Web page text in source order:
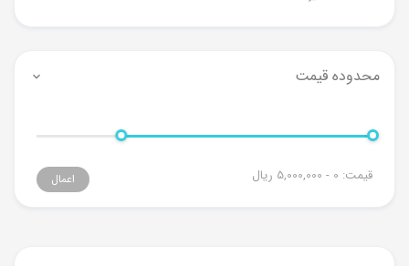
محدوده قیمت
قیمت: 0 - 5,000,000 ریال اعمال